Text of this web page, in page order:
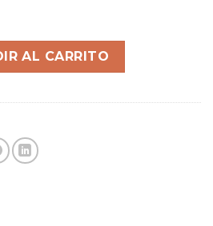
7 Laptop 16t-ay000 Intel(R)
AL CARRITO